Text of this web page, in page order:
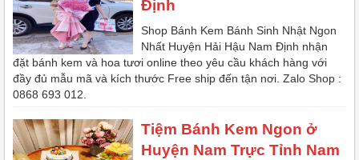
Định
Shop Bánh Kem Bánh Sinh Nhật Ngon
Nhất Huyện Hải Hậu Nam Định nhận
đặt bánh kem và hoa tươi online theo yêu cầu khách hàng với
đầy đủ mẫu mã và kích thước Free ship đến tận nơi. Zalo Shop :
0868 693 012.
Tiệm Bánh Kem Ngon ở
Huyện Nam Trực Tỉnh Nam